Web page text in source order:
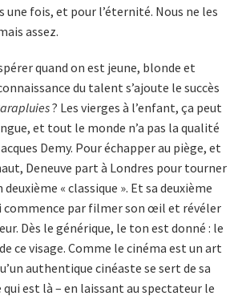
une fois, et pour l’éternité. Nous ne les
assez.
quand on est jeune, blonde et
du talent s’ajoute le succès
? Les vierges à l’enfant, ça peut
et tout le monde n’a pas la qualité
Demy. Pour échapper au piège, et
Deneuve part à Londres pour tourner
« classique ». Et sa deuxième
commence par filmer son œil et révéler
Dès le générique, le ton est donné : le
ce visage. Comme le cinéma est un art
authentique cinéaste se sert de sa
est là – en laissant au spectateur le